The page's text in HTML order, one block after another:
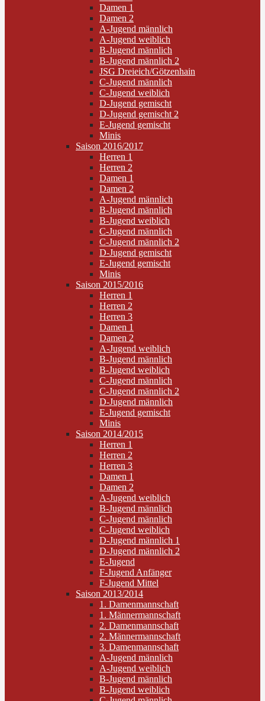
Damen 1
Damen 2
A-Jugend männlich
A-Jugend weiblich
B-Jugend männlich
B-Jugend männlich 2
JSG Dreieich/Götzenhain
C-Jugend männlich
C-Jugend weiblich
D-Jugend gemischt
D-Jugend gemischt 2
E-Jugend gemischt
Minis
Saison 2016/2017
Herren 1
Herren 2
Damen 1
Damen 2
A-Jugend männlich
B-Jugend männlich
B-Jugend weiblich
C-Jugend männlich
C-Jugend männlich 2
D-Jugend gemischt
E-Jugend gemischt
Minis
Saison 2015/2016
Herren 1
Herren 2
Herren 3
Damen 1
Damen 2
A-Jugend weiblich
B-Jugend männlich
B-Jugend weiblich
C-Jugend männlich
C-Jugend männlich 2
D-Jugend männlich
E-Jugend gemischt
Minis
Saison 2014/2015
Herren 1
Herren 2
Herren 3
Damen 1
Damen 2
A-Jugend weiblich
B-Jugend männlich
C-Jugend männlich
C-Jugend weiblich
D-Jugend männlich 1
D-Jugend männlich 2
E-Jugend
F-Jugend Anfänger
F-Jugend Mittel
Saison 2013/2014
1. Damenmannschaft
1. Männermannschaft
2. Damenmannschaft
2. Männermannschaft
3. Damenmannschaft
A-Jugend männlich
A-Jugend weiblich
B-Jugend männlich
B-Jugend weiblich